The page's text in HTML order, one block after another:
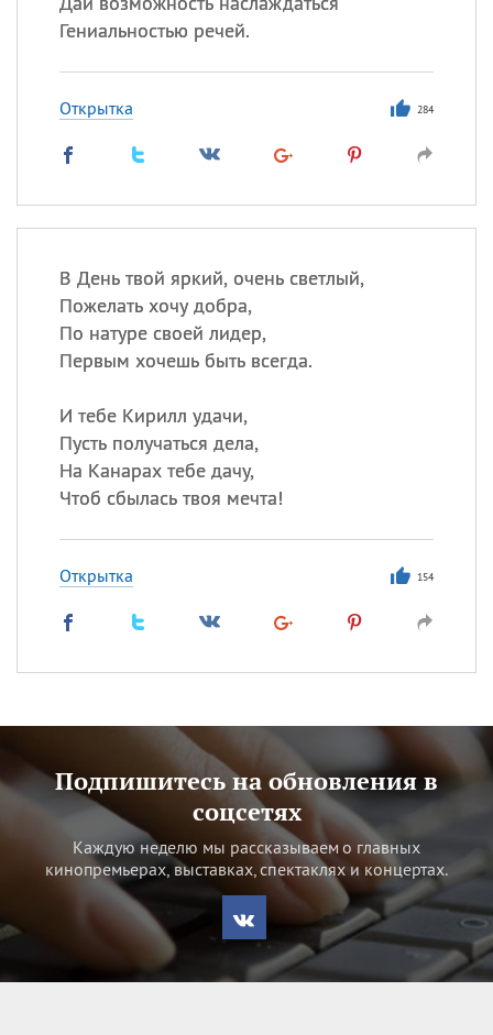
Гениальностью речей.
Открытка 284
В День твой яркий, очень светлый,
Пожелать хочу добра,
По натуре своей лидер,
Первым хочешь быть всегда.
И тебе Кирилл удачи,
Пусть получаться дела,
На Канарах тебе дачу,
Чтоб сбылась твоя мечта!
Открытка 154
Подпишитесь на обновления в
соцсетях
Каждую неделю мы рассказываем о главных
кинопремьерах, выставках, спектаклях и концертах.